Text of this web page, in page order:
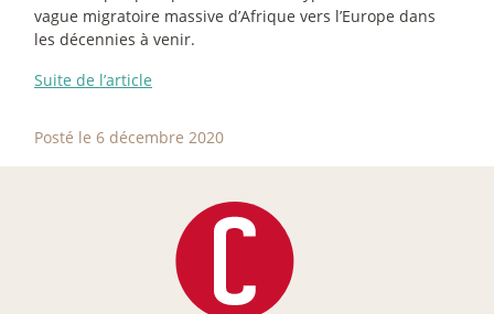
vague migratoire massive d’Afrique vers l’Europe dans
les décennies à venir.
Suite de l’article
Posté le 6 décembre 2020